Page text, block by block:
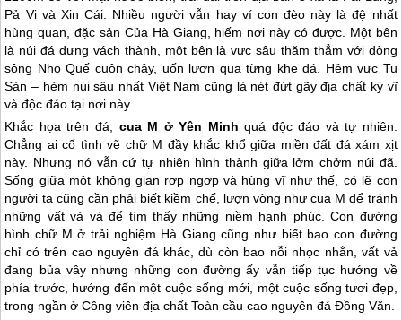
Pả Vi và Xin Cái. Nhiều người vẫn hay ví con đèo này là đệ nhất
hùng quan, đặc sản Của Hà Giang, hiếm nơi này có được. Một bên
là núi đá dựng vách thành, một bên là vực sâu thăm thẳm với dòng
sông Nho Quế cuộn chảy, uốn lượn qua từng khe đá. Hẻm vực Tu
Sản – hẻm núi sâu nhất Việt Nam cũng là nét đứt gãy địa chất kỳ vĩ
và độc đáo tại nơi này.
Khắc họa trên đá, cua M ở Yên Minh quá độc đáo và tự nhiên.
Chẳng ai cố tình vẽ chữ M đầy khắc khổ giữa miền đất đá xám xịt
này. Nhưng nó vẫn cứ tự nhiên hình thành giữa lởm chởm núi đã.
Sống giữa một không gian rợp ngợp và hùng vĩ như thế, có lẽ con
người ta cũng cần phải biết kiềm chế, lượn vòng như cua M để tránh
những vất vả và để tìm thấy những niềm hạnh phúc. Con đường
hình chữ M ở trải nghiệm Hà Giang cũng như biết bao con đường
chỉ có trên cao nguyên đá khác, dù còn bao nỗi nhọc nhằn, vất vả
đang bủa vây nhưng những con đường ấy vẫn tiếp tục hướng về
phía trước, hướng đến một cuộc sống mới, một cuộc sống tươi đẹp,
trong ngần ở Công viên địa chất Toàn cầu cao nguyên đá Đồng Văn.